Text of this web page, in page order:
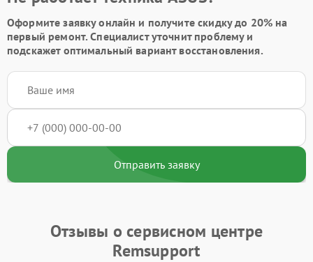
Оформите заявку онлайн и получитескидку до 20% на
первый ремонт. Специалист уточнит проблему и
подскажет оптимальный вариант восстановления.
Отправить заявку
Отзывы о сервисном центре
Remsupport